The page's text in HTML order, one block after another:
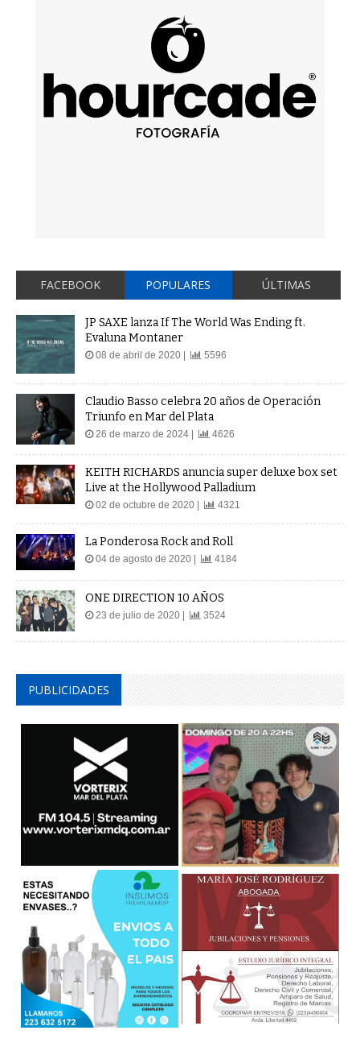
FACEBOOK POPULARES ÚLTIMAS
JP SAXE lanza If The World Was Ending ft.
Evaluna Montaner
08 de abril de 2020 | 5596
Claudio Basso celebra 20 años de Operación
Triunfo en Mar del Plata
26 de marzo de 2024 | 4626
KEITH RICHARDS anuncia super deluxe box set
Live at the Hollywood Palladium
02 de octubre de 2020 | 4321
La Ponderosa Rock and Roll
04 de agosto de 2020 | 4184
ONE DIRECTION 10 AÑOS
23 de julio de 2020 | 3524
PUBLICIDADES